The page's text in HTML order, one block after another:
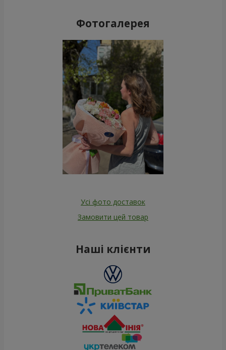
Фотогалерея
Усі фото доставок
Замовити цей товар
Наші клієнти